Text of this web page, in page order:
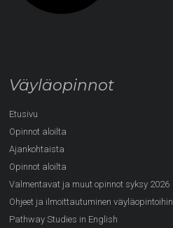
Väyläopinnot
Etusivu
Opinnot aloilta
Ajankohtaista
Opinnot aloilta
Valmentavat ja muut opinnot syksy 2026
Ohjeet ja ilmoittautuminen väyläopintoihin
Pathway Studies in English